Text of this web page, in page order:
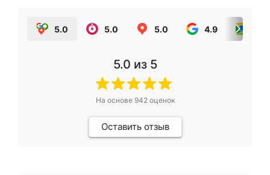
5.0 5.0 5.0 4.9
5.0 из 5
На основе 942оценок
Оставить отзыв